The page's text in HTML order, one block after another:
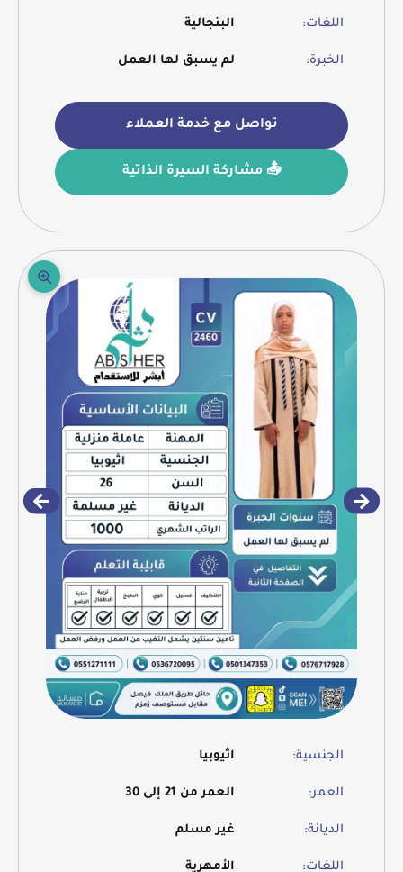
اللغات: البنجالية
الخبرة: لم يسبق لها العمل
تواصل مع خدمة العملاء
📤 مشاركة السيرة الذاتية
الجنسية: اثيوبيا
العمر: العمر من 21 إلى 30
الديانة: غير مسلم
اللغات: الأمهرية